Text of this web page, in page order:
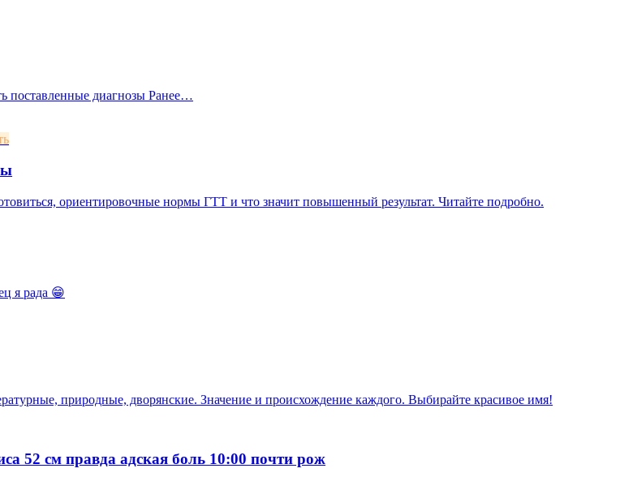
поставленные диагнозы Ранее…
ориентировочные нормы ГТТ и что значит повышенный результат. Читайте подробно.
я рада 😁
природные, дворянские. Значение и происхождение каждого. Выбирайте красивое имя!
52 см правда адская боль 10:00 почти рож